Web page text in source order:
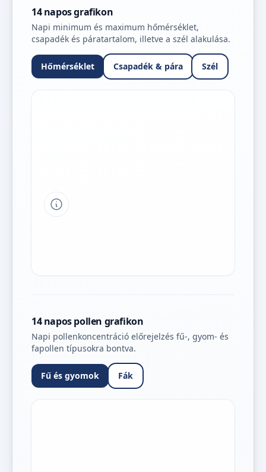
14 napos grafikon
Napi minimum és maximum hőmérséklet,
csapadék és páratartalom, illetve a szél alakulása.
Hőmérséklet Csapadék & pára Szél
Tipp a grafikon jelmagyarázatához
14 napos pollen grafikon
Napi pollenkoncentráció előrejelzés fű-, gyom- és
fapollen típusokra bontva.
Fű és gyomok Fák